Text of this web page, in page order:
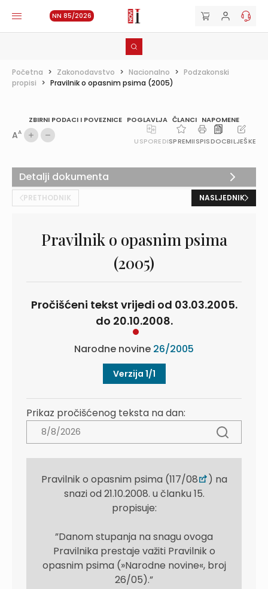
NN 85/2026
Početna > Zakonodavstvo > Nacionalno > Podzakonski
propisi > Pravilnik o opasnim psima (2005)
ZBIRNI PODACI I POVEZNICE POGLAVLJA ČLANCI NAPOMENE
AA
USPOREDISPREMIISPISDOCBILJEŠKE
PRETHODNIK NASLJEDNIK
Pravilnik o opasnim psima
(2005)
Pročišćeni tekst vrijedi od 03.03.2005.
do 20.10.2008.
Narodne novine 26/2005
Verzija 1/1
Prikaz pročišćenog teksta na dan:
Pravilnik o opasnim psima (117/08
) na
snazi od 21.10.2008. u članku 15.
propisuje:
”Danom stupanja na snagu ovoga
Pravilnika prestaje važiti Pravilnik o
opasnim psima (»Narodne novine«, broj
26/05).”
Detalji dokumenta